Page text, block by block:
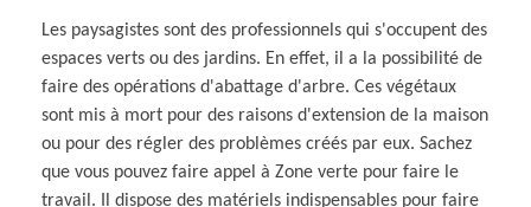
Les paysagistes sont des professionnels qui s'occupent des
espaces verts ou des jardins. En effet, il a la possibilité de
faire des opérations d'abattage d'arbre. Ces végétaux
sont mis à mort pour des raisons d'extension de la maison
ou pour des régler des problèmes créés par eux. Sachez
que vous pouvez faire appel à Zone verte pour faire le
travail. Il dispose des matériels indispensables pour faire